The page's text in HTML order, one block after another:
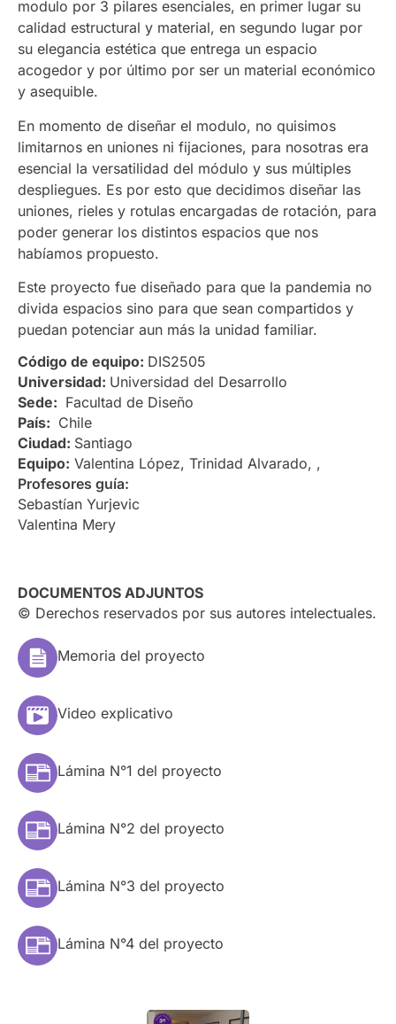
Código de equipo: DIS2505
Universidad: Universidad del Desarrollo
Sede: Facultad de Diseño
País: Chile
Ciudad: Santiago
Equipo: Valentina López, Trinidad Alvarado, ,
Profesores guía:
Sebastían Yurjevic
Valentina Mery
DOCUMENTOS ADJUNTOS
© Derechos reservados por sus autores intelectuales.
Memoria del proyecto
Video explicativo
Lámina N°1 del proyecto
Lámina N°2 del proyecto
Lámina N°3 del proyecto
Lámina N°4 del proyecto
modulo por 3 pilares esenciales, en primer lugar su
calidad estructural y material, en segundo lugar por
su elegancia estética que entrega un espacio
acogedor y por último por ser un material económico
y asequible.
En momento de diseñar el modulo, no quisimos
limitarnos en uniones ni fijaciones, para nosotras era
esencial la versatilidad del módulo y sus múltiples
despliegues. Es por esto que decidimos diseñar las
uniones, rieles y rotulas encargadas de rotación, para
poder generar los distintos espacios que nos
habíamos propuesto.
Este proyecto fue diseñado para que la pandemia no
divida espacios sino para que sean compartidos y
puedan potenciar aun más la unidad familiar.